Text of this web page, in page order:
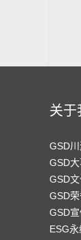
关于
GSD
GSD
GSD
GSD
GSD
ESG